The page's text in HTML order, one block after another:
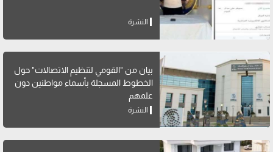
النشرة
بيان من "القومي لتنظيم الاتصالات" حول
الخطوط المسجلة بأسماء مواطنين دون
علمهم
النشرة